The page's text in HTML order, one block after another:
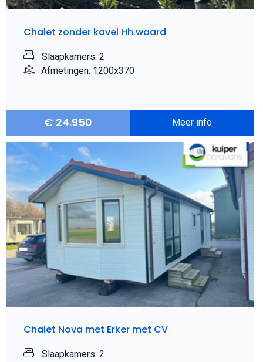
Chalet zonder kavel Hh.waard
Slaapkamers: 2
Afmetingen: 1200x370
€ 24.950 Meer info
Chalet Nova met Erker met CV
Slaapkamers: 2